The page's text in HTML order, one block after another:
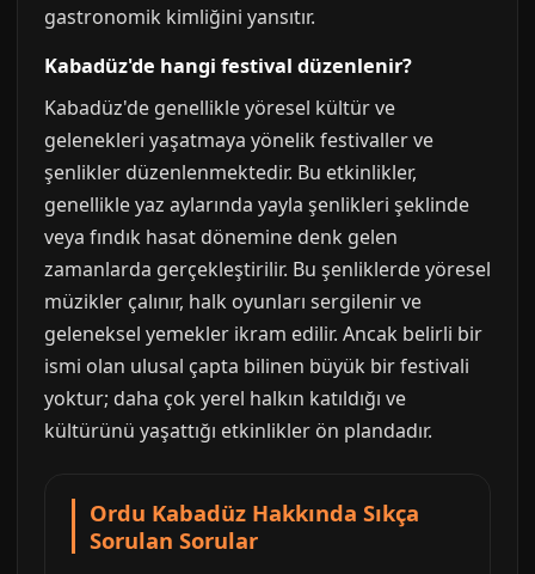
gastronomik kimliğini yansıtır.
Kabadüz'de hangi festival düzenlenir?
Kabadüz'de genellikle yöresel kültür ve
gelenekleri yaşatmaya yönelik festivaller ve
şenlikler düzenlenmektedir. Bu etkinlikler,
genellikle yaz aylarında yayla şenlikleri şeklinde
veya fındık hasat dönemine denk gelen
zamanlarda gerçekleştirilir. Bu şenliklerde yöresel
müzikler çalınır, halk oyunları sergilenir ve
geleneksel yemekler ikram edilir. Ancak belirli bir
ismi olan ulusal çapta bilinen büyük bir festivali
yoktur; daha çok yerel halkın katıldığı ve
kültürünü yaşattığı etkinlikler ön plandadır.
Ordu Kabadüz Hakkında Sıkça
Sorulan Sorular